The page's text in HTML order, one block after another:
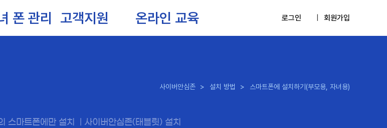
폰 관리 고객지원 온라인 교육 로그인 회원가입
사이버안심존 > 설치 방법 > 스마트폰에 설치하기(부모용, 자녀용)
스마트폰에만 설치 사이버안심존(태블릿) 설치